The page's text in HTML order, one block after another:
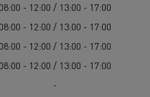
08:00 - 12:00 / 13:00 - 17:00
08:00 - 12:00 / 13:00 - 17:00
08:00 - 12:00 / 13:00 - 17:00
08:00 - 12:00 / 13:00 - 17:00
-